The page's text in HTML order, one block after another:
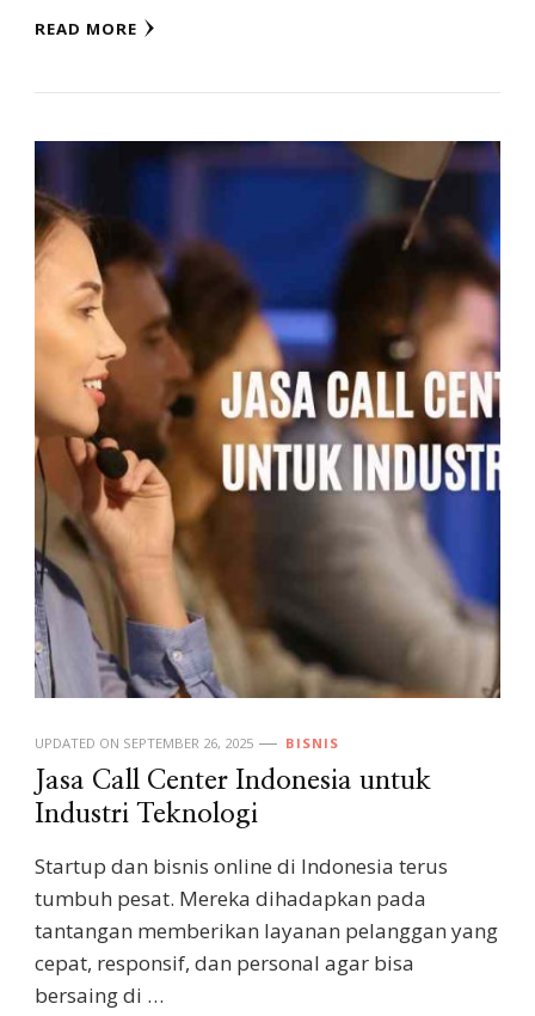
READ MORE
UPDATED ON SEPTEMBER 26, 2025 BISNIS
Jasa Call Center Indonesia untuk
Industri Teknologi
Startup dan bisnis online di Indonesia terus
tumbuh pesat. Mereka dihadapkan pada
tantangan memberikan layanan pelanggan yang
cepat, responsif, dan personal agar bisa
bersaing di …